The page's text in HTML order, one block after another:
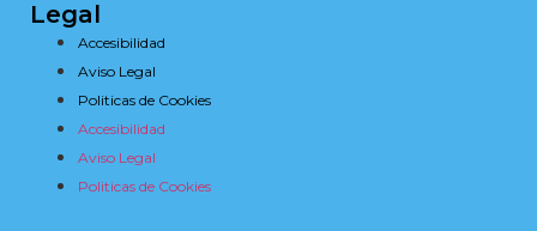
Legal
Accesibilidad
Aviso Legal
Politicas de Cookies
Accesibilidad
Aviso Legal
Politicas de Cookies